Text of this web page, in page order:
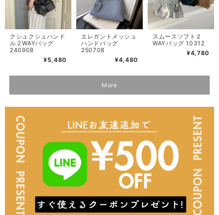
クシュクシュハンド
ル２WAYバッグ
240908
¥5,480
エレガントメッシュ
ハンドバッグ
250708
¥4,480
スムースソフト２
WAYバッグ 10312
¥4,780
More